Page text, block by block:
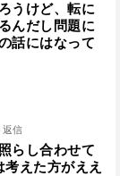
うけど、転に
んだし問題に
話にはなって
返信
らし合わせて
えた方がええ